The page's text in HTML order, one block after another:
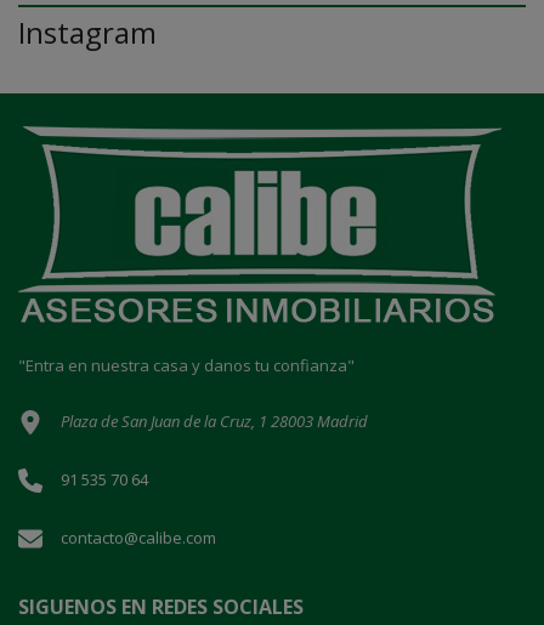
Instagram
"Entra en nuestra casa y danos tu confianza"
Plaza de San Juan de la Cruz, 1 28003 Madrid
91 535 70 64
contacto@calibe.com
SIGUENOS EN REDES SOCIALES